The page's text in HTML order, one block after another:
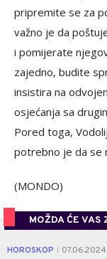
pripremite se za
važno je da
i pomijerate
zajedno, budite
insistira na
osjećanja sa
Pored toga,
potrebno je da se
(MONDO)
MOŽDA ĆE VAS
HOROSKOP 07.06.2024.